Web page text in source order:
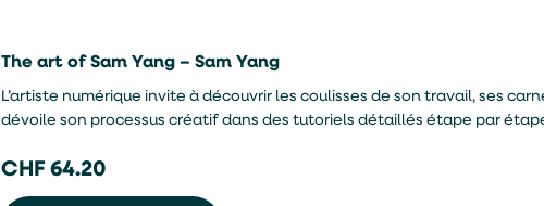
The art of Sam Yang – Sam Yang
L’artiste numérique invite à découvrir les coulisses de son travail, ses
dévoile son processus créatif dans des tutoriels détaillés étape par
CHF 64.20